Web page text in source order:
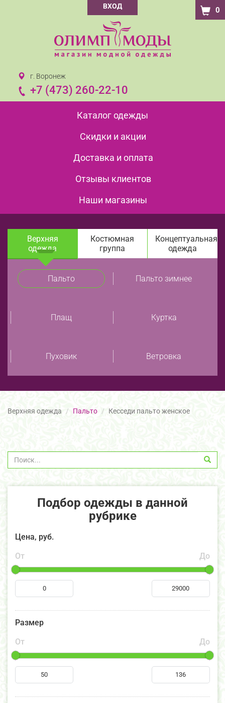
ВХОД 0
г. Воронеж
+7 (473) 260-22-10
Каталог одежды
Скидки и акции
Доставка и оплата
Отзывы клиентов
Наши магазины
Верхняя
одежда
Костюмная
группа
Концептуальная
одежда
Пальто Пальто зимнее
Плащ Куртка
Пуховик Ветровка
Верхняя одежда Пальто Кесседи пальто женское
Подбор одежды в данной
рубрике
Цена, руб.
От
До
Размер
От
До